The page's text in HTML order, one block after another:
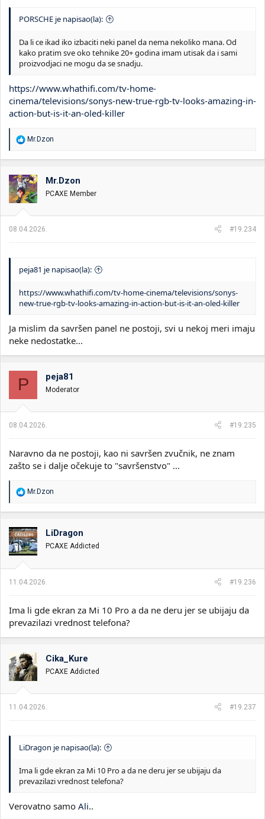
PORSCHE je napisao(la):
Da li ce ikad iko izbaciti neki panel da nema nekoliko mana. Od
kako pratim sve oko tehnike 20+ godina imam utisak da i sami
proizvodjaci ne mogu da se snadju.
https://www.whathifi.com/tv-home-
cinema/televisions/sonys-new-true-rgb-tv-looks-amazing-in-
action-but-is-it-an-oled-killer
R
o
v
a
n
:
Mr.Dzon
Mr.Dzon
PCAXE Member
08.04.2026. #19.234
peja81 je napisao(la):
https://www.whathifi.com/tv-home-cinema/televisions/sonys-
new-true-rgb-tv-looks-amazing-in-action-but-is-it-an-oled-killer
Ja mislim da savršen panel ne postoji, svi u nekoj meri imaju
neke nedostatke...
P peja81
Moderator
08.04.2026. #19.235
Naravno da ne postoji, kao ni savršen zvučnik, ne znam
zašto se i dalje očekuje to "savršenstvo" ...
R
a
o
v
a
n
:
Mr.Dzon
LiDragon
PCAXE Addicted
11.04.2026. #19.236
Ima li gde ekran za Mi 10 Pro a da ne deru jer se ubijaju da
prevazilazi vrednost telefona?
Cika_Kure
PCAXE Addicted
11.04.2026. #19.237
LiDragon je napisao(la):
Ima li gde ekran za Mi 10 Pro a da ne deru jer se ubijaju da
prevazilazi vrednost telefona?
Verovatno samo Ali..